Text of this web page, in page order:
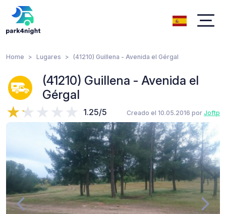
Home Lugares (41210) Guillena - Avenida el Gérgal
(41210) Guillena - Avenida el
Gérgal
1.25/5 Creado el 10.05.2016 por Joftp